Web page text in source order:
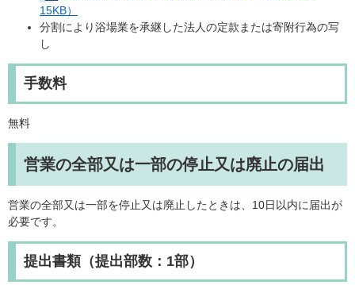
15KB）
分割により浴場業を承継した法人の定款または寄附行為の写
し
手数料
無料
営業の全部⼜は⼀部の停⽌⼜は廃⽌の届出
営業の全部⼜は⼀部を停⽌⼜は廃⽌したときは、10⽇以内に届出が
必要です。
提出書類（提出部数：1部）